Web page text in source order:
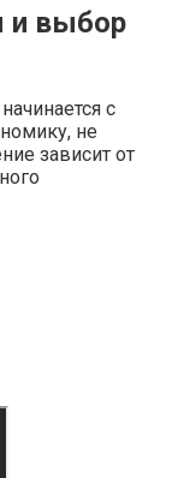
и выбор
с
не
зависит от